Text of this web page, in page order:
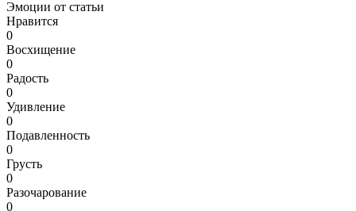
Эмоции от статьи
Нравится
0
Восхищение
0
Радость
0
Удивление
0
Подавленность
0
Грусть
0
Разочарование
0